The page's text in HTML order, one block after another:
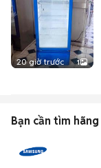
20 giờ trước 1
Bạn cần tìm hãng